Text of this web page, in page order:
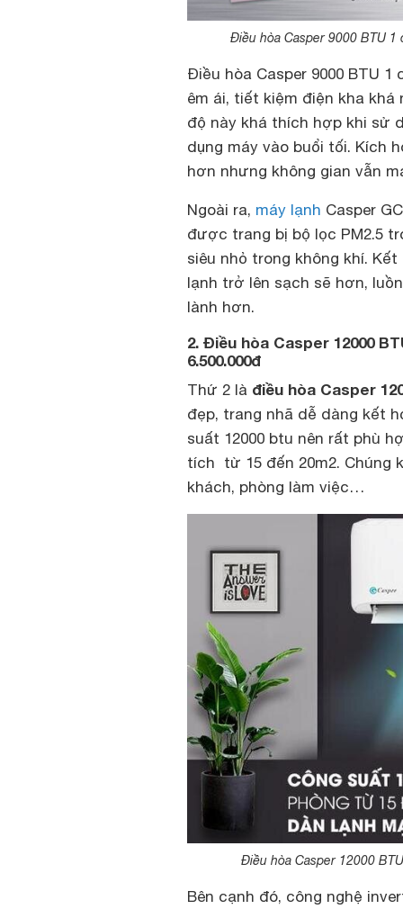
Điều hòa Casper 9000 BTU 1
Điều hòa Casper 9000 BTU 1
êm ái, tiết kiệm điện kha
độ này khá thích hợp khi sử
dụng máy vào buổi tối. Kích
hơn nhưng không gian vẫn
Ngoài ra, máy lạnh Casper
được trang bị bộ lọc PM2.5
siêu nhỏ trong không khí.
lạnh trở lên sạch sẽ hơn,
lành hơn.
2. Điều hòa Casper 12000
6.500.000đ
Thứ 2 là điều hòa Casper
đẹp, trang nhã dễ dàng kết
suất 12000 btu nên rất phù
tích từ 15 đến 20m2. Chúng
khách, phòng làm việc…
Điều hòa Casper 12000
Bên cạnh đó, công nghệ